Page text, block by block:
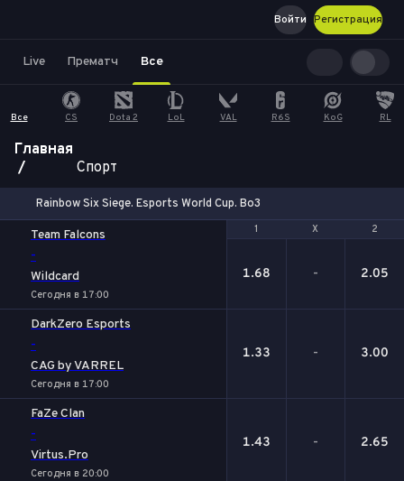
Регистрация
Войти
Live Прематч Все
Все CS Dota 2 LoL VAL R6S KoG RL
Главная
Спорт
Rainbow Six Siege. Esports World Cup. Bo3
1 Х 2
Team Falcons
-
Wildcard
Сегодня в 17:00
1 Х 2
1.68 - 2.05
DarkZero Esports
-
CAG by VARREL
Сегодня в 17:00
1.33 - 3.00
FaZe Clan
-
Virtus.Pro
Сегодня в 20:00
1.43 - 2.65